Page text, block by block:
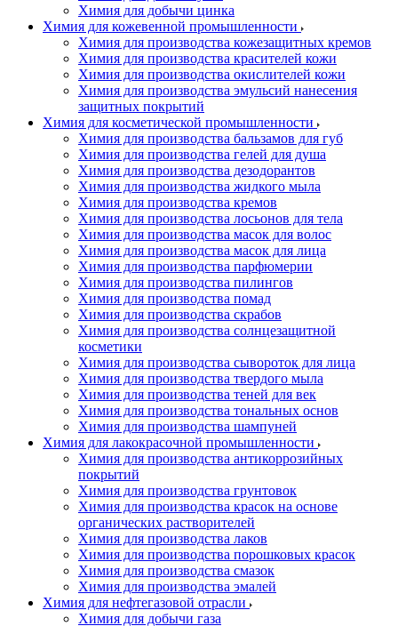
Химия для добычи цинка
Химия для кожевенной промышленности
Химия для производства кожезащитных кремов
Химия для производства красителей кожи
Химия для производства окислителей кожи
Химия для производства эмульсий нанесения
защитных покрытий
Химия для косметической промышленности
Химия для производства бальзамов для губ
Химия для производства гелей для душа
Химия для производства дезодорантов
Химия для производства жидкого мыла
Химия для производства кремов
Химия для производства лосьонов для тела
Химия для производства масок для волос
Химия для производства масок для лица
Химия для производства парфюмерии
Химия для производства пилингов
Химия для производства помад
Химия для производства скрабов
Химия для производства солнцезащитной
косметики
Химия для производства сывороток для лица
Химия для производства твердого мыла
Химия для производства теней для век
Химия для производства тональных основ
Химия для производства шампуней
Химия для лакокрасочной промышленности
Химия для производства антикоррозийных
покрытий
Химия для производства грунтовок
Химия для производства красок на основе
органических растворителей
Химия для производства лаков
Химия для производства порошковых красок
Химия для производства смазок
Химия для производства эмалей
Химия для нефтегазовой отрасли
Химия для добычи газа